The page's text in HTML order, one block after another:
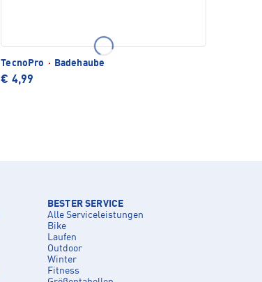
TecnoPro · Badehaube
€ 4,99
BESTER SERVICE
Alle Serviceleistungen
Bike
Laufen
Outdoor
Winter
Fitness